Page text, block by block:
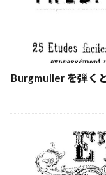
Burgmuller を弾く